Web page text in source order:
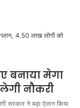
बनाया मेगा
नौकरी
सरकार ने बड़ा ऐलान किया